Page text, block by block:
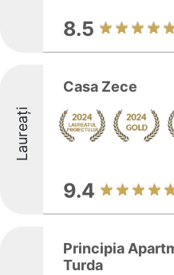
8.5
Laureați
Casa Zece
9.4
Principia
Turda